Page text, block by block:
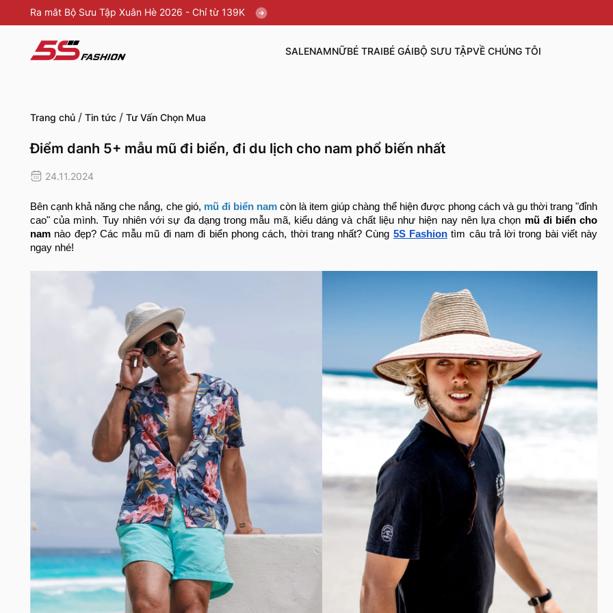
Ra mắt Bộ Sưu Tập Xuân Hè 2026 - Chỉ từ 139K
SALENAMNỮBÉ TRAIBÉ GÁIBỘ SƯU TẬPVỀ CHÚNG TÔI
Trang chủ / Tin tức / Tư Vấn Chọn Mua
Điểm danh 5+ mẫu mũ đi biển, đi du lịch cho nam phổ biến nhất
24.11.2024
Bên cạnh khả năng che nắng, che gió, mũ đi biển nam còn là item giúp chàng thể hiện được phong cách và gu thời trang "đỉnh
cao" của mình. Tuy nhiên với sự đa dạng trong mẫu mã, kiểu dáng và chất liệu như hiện nay nên lựa chọn mũ đi biển cho
nam nào đẹp? Các mẫu mũ đi nam đi biển phong cách, thời trang nhất? Cùng 5S Fashion tìm câu trả lời trong bài viết này
ngay nhé!